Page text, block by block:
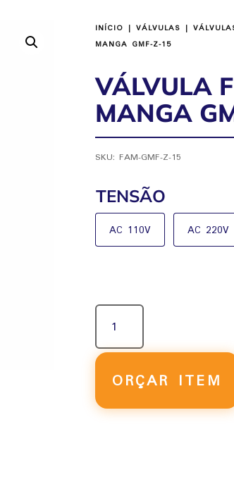
INÍCIO | VÁLVULAS |
MANGA GMF-Z-15
VÁLVULA
MANGA
SKU: FAM-GMF-Z-15
TENSÃO
AC 110V AC 220V
VÁLVULA
FILTRO
DE
MANGA
GMF-
Z-
15
ORÇAR ITEM